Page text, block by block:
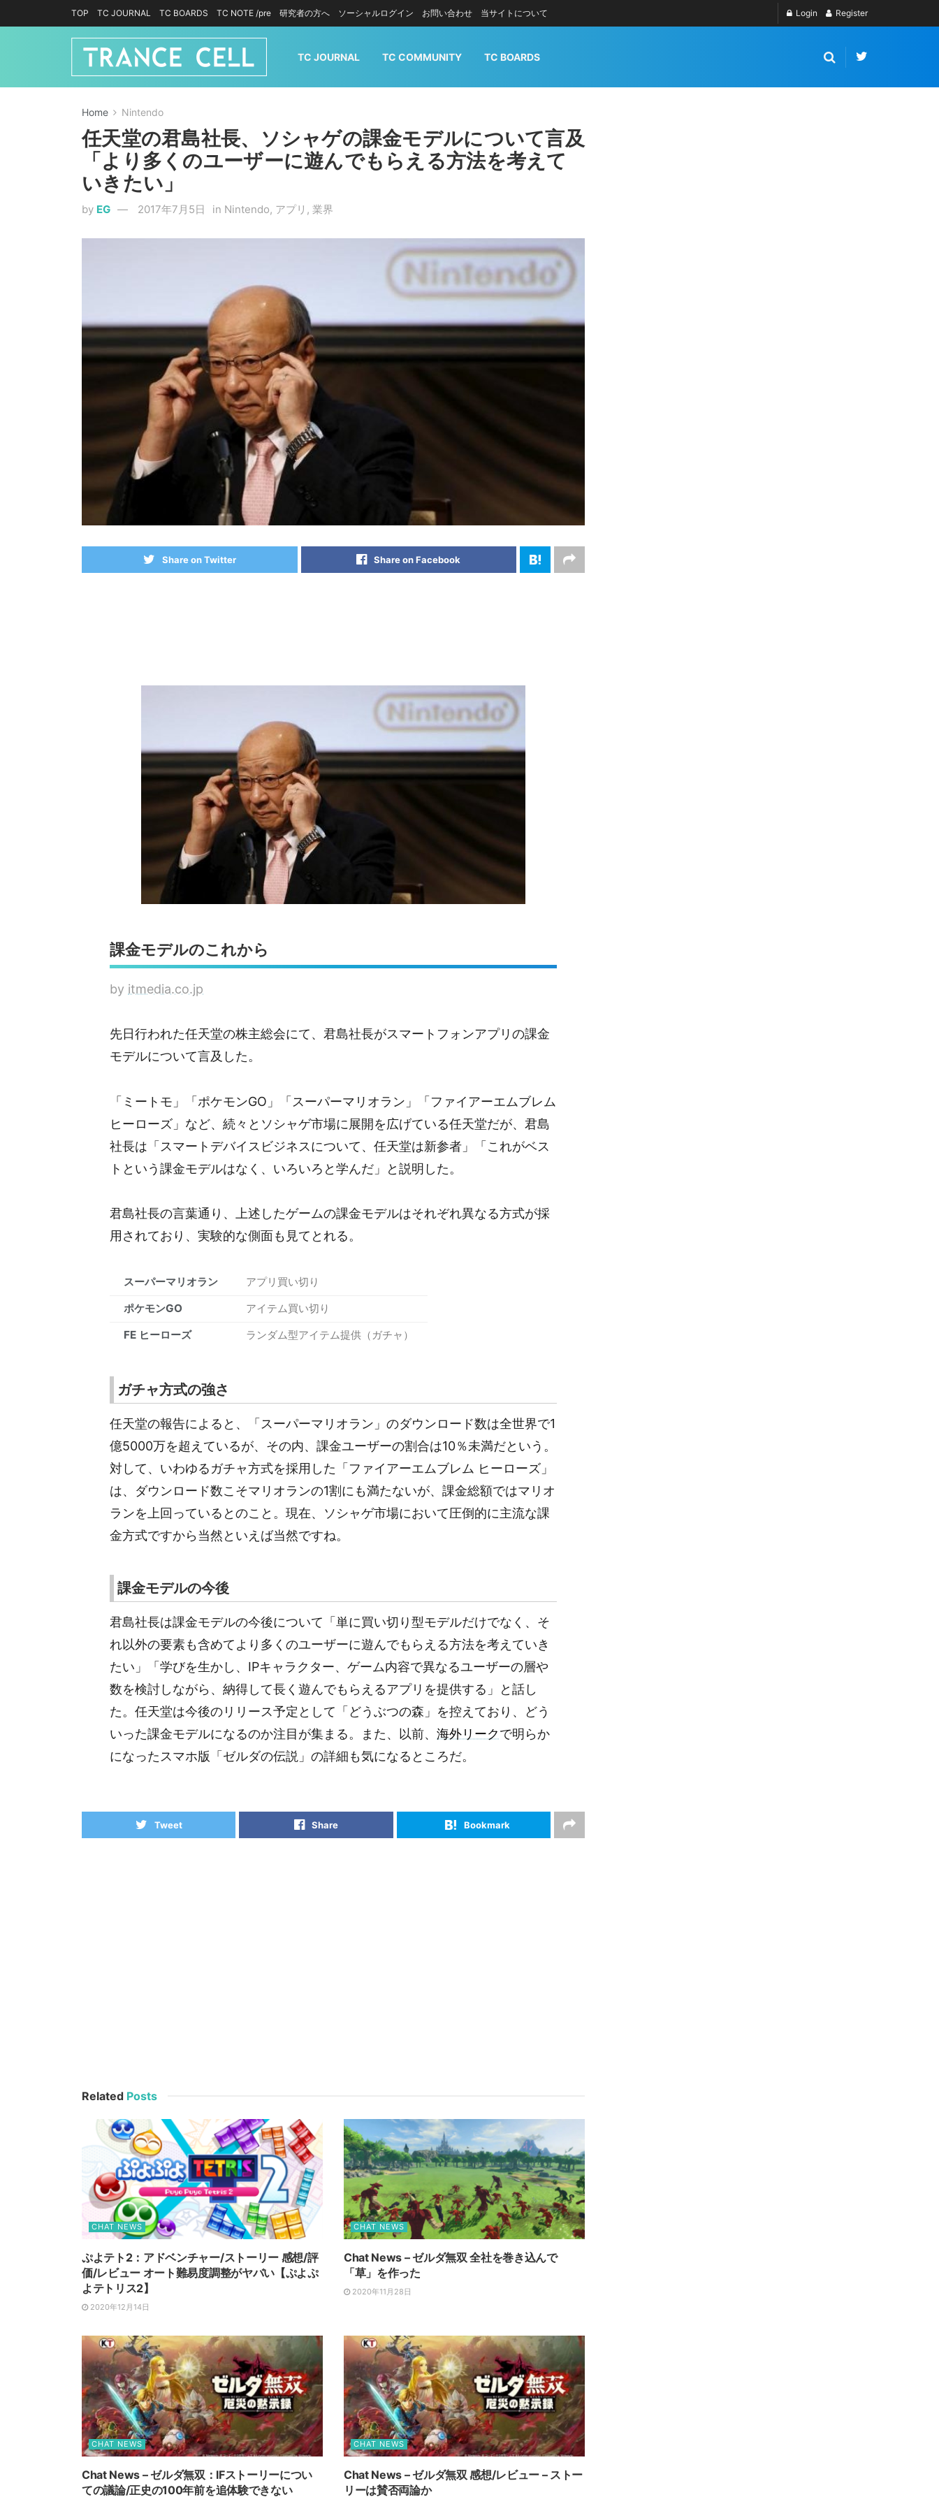
TOP TC JOURNAL TC BOARDS TC NOTE /pre 研究者の方へ ソーシャルログイン お問い合わせ 当サイトについて Login Register
TC JOURNAL TC COMMUNITY TC BOARDS
Home Nintendo
任天堂の君島社長、ソシャゲの課金モデルについて言及
「より多くのユーザーに遊んでもらえる方法を考えて
いきたい」
by EG 2017年7月5日 in Nintendo, アプリ , 業界
Share on Twitter Share on Facebook
課金モデルのこれから
by itmedia.co.jp
先日行われた任天堂の株主総会にて、君島社長がスマートフォンアプリの課金
モデルについて言及した。
「ミートモ」「ポケモンGO」「スーパーマリオラン」「ファイアーエムブレム
ヒーローズ」など、続々とソシャゲ市場に展開を広げている任天堂だが、君島
社長は「スマートデバイスビジネスについて、任天堂は新参者」「これがベス
トという課金モデルはなく、いろいろと学んだ」と説明した。
君島社長の言葉通り、上述したゲームの課金モデルはそれぞれ異なる方式が採
用されており、実験的な側面も見てとれる。
スーパーマリオラン
アプリ買い切り
ポケモンGO
アイテム買い切り
FE ヒーローズ
ランダム型アイテム提供（ガチャ）
ガチャ方式の強さ
任天堂の報告によると、「スーパーマリオラン」のダウンロード数は全世界で1
億5000万を超えているが、その内、課金ユーザーの割合は10％未満だという。
対して、いわゆるガチャ方式を採用した「ファイアーエムブレム ヒーローズ」
は、ダウンロード数こそマリオランの1割にも満たないが、課金総額ではマリオ
ランを上回っているとのこと。現在、ソシャゲ市場において圧倒的に主流な課
金方式ですから当然といえば当然ですね。
課金モデルの今後
君島社長は課金モデルの今後について「単に買い切り型モデルだけでなく、そ
れ以外の要素も含めてより多くのユーザーに遊んでもらえる方法を考えていき
たい」「学びを生かし、IPキャラクター、ゲーム内容で異なるユーザーの層や
数を検討しながら、納得して長く遊んでもらえるアプリを提供する」と話し
た。任天堂は今後のリリース予定として「どうぶつの森」を控えており、どう
いった課金モデルになるのか注目が集まる。また、以前、 海外リークで明らか
になったスマホ版「ゼルダの伝説」の詳細も気になるところだ。
Tweet Share Bookmark
Related Posts
CHAT NEWS
ぷよテト2：アドベンチャー/ストーリー 感想/評
価/レビュー オート難易度調整がヤバい【ぷよぷ
よテトリス2】
2020年12月14日
CHAT NEWS
Chat News – ゼルダ無双 全社を巻き込んで
「草」を作った
2020年11月28日
CHAT NEWS
Chat News – ゼルダ無双：IFストーリーについ
ての議論/正史の100年前を追体験できない
CHAT NEWS
Chat News – ゼルダ無双 感想/レビュー – ストー
リーは賛否両論か